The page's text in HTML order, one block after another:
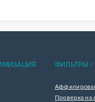
ФИЛЬТРЫ /
Проверка на